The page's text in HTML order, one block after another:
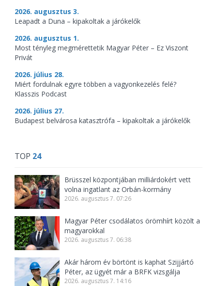
2026. augusztus 3.
Leapadt a Duna – kipakoltak a járókelők
2026. augusztus 1.
Most tényleg megmérettetik Magyar Péter – Ez Viszont
Privát
2026. július 28.
Miért fordulnak egyre többen a vagyonkezelés felé?
Klasszis Podcast
2026. július 27.
Budapest belvárosa katasztrófa – kipakoltak a járókelők
TOP 24
Brüsszel központjában milliárdokért vett
volna ingatlant az Orbán-kormány
2026. augusztus 7. 07:26
Magyar Péter csodálatos örömhírt közölt a
magyarokkal
2026. augusztus 7. 06:38
Akár három év börtönt is kaphat Szijjártó
Péter, az ügyét már a BRFK vizsgálja
2026. augusztus 7. 14:16